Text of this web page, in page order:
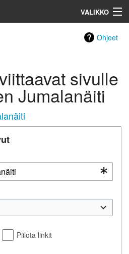
VALIKKO
Ohjeet
sivulle
Jumalanäiti
Piilota linkit